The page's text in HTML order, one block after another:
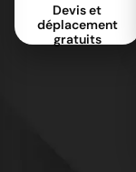
Devis et
déplacement
gratuits